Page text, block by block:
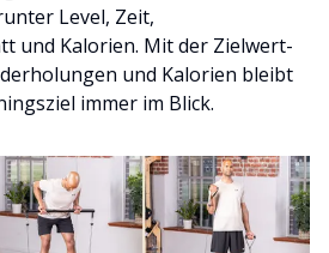
Level, Zeit,
und Kalorien. Mit der Zielwert-
und Kalorien bleibt
immer im Blick.